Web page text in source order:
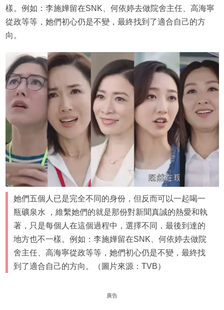
樣。例如：李施嬅留在SNK、何依婷去做院舍主任、高海寧
從政等等，她們初心仍是不變，最終找到了適合自己的方
向。
她們五個人已是完全不同的身份，但反而可以一起喝一
瓶礦泉水 ，維繫她們的就是那份對新聞真誠的熱愛和執
著，只是每個人在這個過程中，選擇不同，最後到達的
地方也不一樣。例如：李施嬅留在SNK、何依婷去做院
舍主任、高海寧從政等等，她們初心仍是不變，最終找
到了適合自己的方向。（圖片來源：TVB）
廣告